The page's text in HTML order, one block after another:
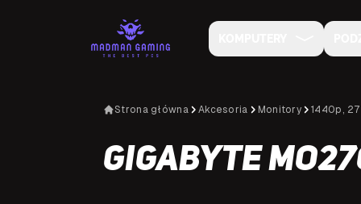
Strona główna Akcesoria Monitory 1440p,
Gigabyte